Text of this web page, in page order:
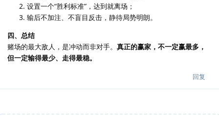
设置一个“胜利标准”，达到就离场；
输后不加注、不盲目反击，静待局势明朗。
四、总结
赌场的最大敌人，是冲动而非对手。 真正的赢家，不一定赢最多，
但一定输得最少、走得最稳。
回复